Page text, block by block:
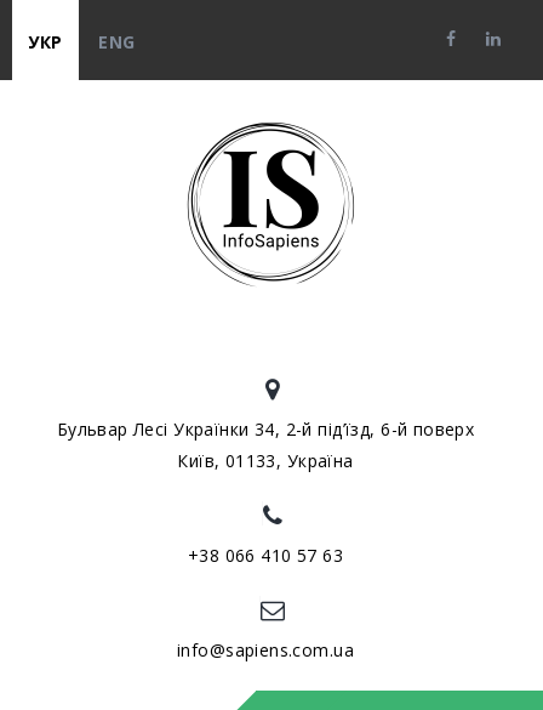
УКР ENG
Бульвар Лесі Українки 34, 2-й під’їзд, 6-й поверх
Київ, 01133, Україна
+38 066 410 57 63
info@sapiens.com.ua